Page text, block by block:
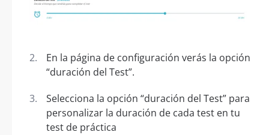
En la página de configuración verás la opción
“duración del Test”.
Selecciona la opción “duración del Test” para
personalizar la duración de cada test en tu
test de práctica